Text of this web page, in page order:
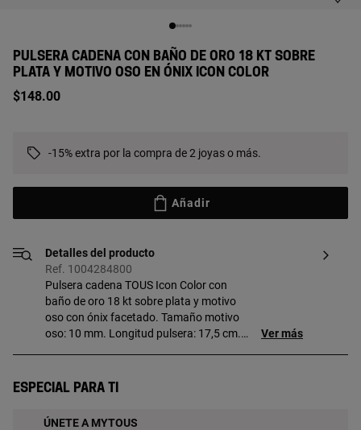
PULSERA CADENA CON BAÑO DE ORO 18 KT SOBRE
PLATA Y MOTIVO OSO EN ÓNIX ICON COLOR
$148.00
-15% extra por la compra de 2 joyas o más.
Añadir
Detalles del producto
Ref. 1004284800
Pulsera cadena TOUS Icon Color con
baño de oro 18 kt sobre plata y motivo
oso con ónix facetado. Tamaño motivo
oso: 10 mm. Longitud pulsera: 17,5 cm.
18 a 23 kt y 3 micras de espesor. Esta
de la joya.
Ver más
Especial para ti
ÚNETE A MYTOUS